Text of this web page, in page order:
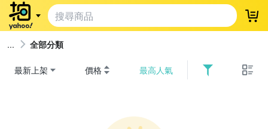
登
全部分類
最新上架 價格 最高人氣